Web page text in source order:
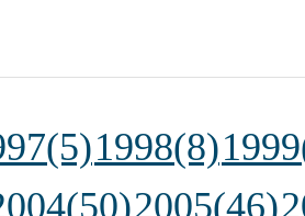
1998(8)
2005(46)